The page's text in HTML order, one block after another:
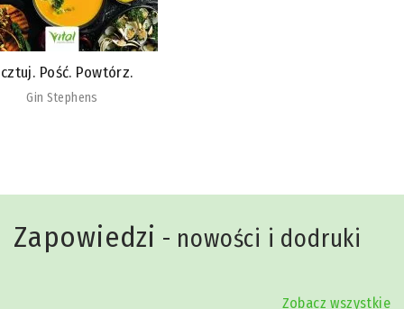
Zapowiedzi - nowości i dodruki
Zobacz wszystkie